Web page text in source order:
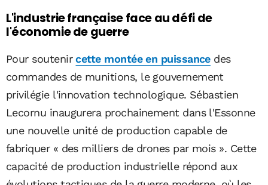
L'industrie française face au défi de
l'économie de guerre
Pour soutenircette montée en puissancedes
commandes de munitions, le gouvernement
privilégie l'innovation technologique. Sébastien
Lecornu inaugurera prochainement dans l'Essonne
une nouvelle unité de production capable de
fabriquer « des milliers de drones par mois ». Cette
capacité de production industrielle répond aux